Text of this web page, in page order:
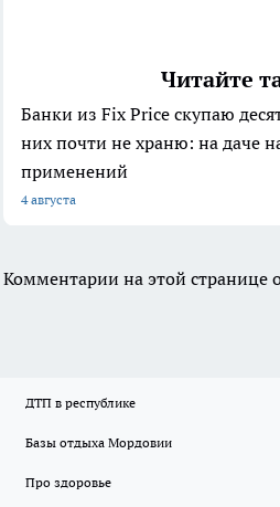
Читайте
Банки из Fix Price скупаю
них почти не храню: на даче
применений
4 августа
Комментарии на этой странице
ДТП в республике
Базы отдыха Мордовии
Про здоровье